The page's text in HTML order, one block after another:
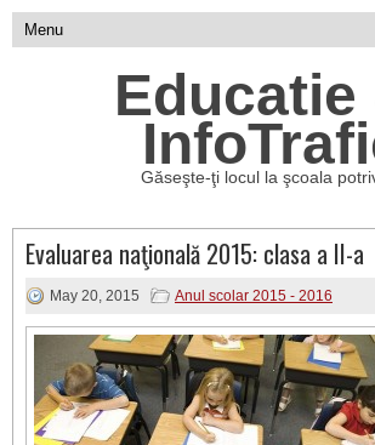
Educatie
Găseşte-ţi locul la şcoala
Evaluarea naţională 2015: clasa a II-a
May 20, 2015 Anul scolar 2015 - 2016